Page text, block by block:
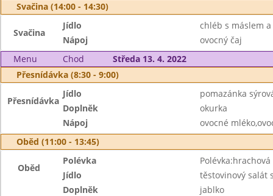
Svačina (14:00 - 14:30)
Svačina
Jídlo
chléb s máslem
Nápoj
ovocný čaj
Menu
Chod
Středa 13. 4. 2022
Přesnídávka (8:30 - 9:00)
Přesnídávka
Jídlo
pomazánka
Doplněk
okurka
Nápoj
ovocné
Oběd (11:00 - 13:45)
Oběd
Polévka
Jídlo
těstovinový salát
Doplněk
jablko